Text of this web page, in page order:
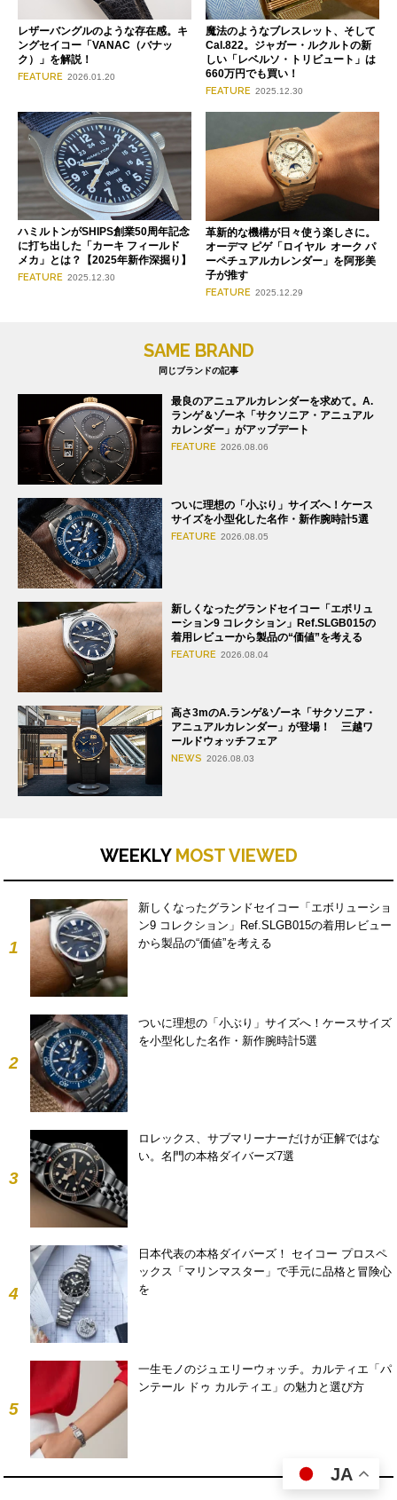
レザーバングルのような存在感。キ
ングセイコー「VANAC（バナッ
ク）」を解説！
FEATURE 2026.01.20
魔法のようなブレスレット、そして
Cal.822。ジャガー・ルクルトの新
しい「レベルソ・トリビュート」は
660万円でも買い！
FEATURE 2025.12.30
ハミルトンがSHIPS創業50周年記念
に打ち出した「カーキ フィールド
メカ」とは？【2025年新作深掘り】
FEATURE 2025.12.30
革新的な機構が日々使う楽しさに。
オーデマ ピゲ「ロイヤル オーク パ
ーペチュアルカレンダー」を阿形美
子が推す
FEATURE 2025.12.29
SAME BRAND
同じブランドの記事
最良のアニュアルカレンダーを求めて。A.
ランゲ＆ゾーネ「サクソニア・アニュアル
カレンダー」がアップデート
FEATURE 2026.08.06
ついに理想の「小ぶり」サイズへ！ケース
サイズを小型化した名作・新作腕時計5選
FEATURE 2026.08.05
新しくなったグランドセイコー「エボリュ
ーション9 コレクション」Ref.SLGB015の
着用レビューから製品の“価値”を考える
FEATURE 2026.08.04
高さ3mのA.ランゲ&ゾーネ「サクソニア・
アニュアルカレンダー」が登場！ 三越ワ
ールドウォッチフェア
NEWS 2026.08.03
WEEKLY MOST VIEWED
1
新しくなったグランドセイコー「エボリューショ
ン9 コレクション」Ref.SLGB015の着用レビュー
から製品の“価値”を考える
2
ついに理想の「小ぶり」サイズへ！ケースサイズ
を小型化した名作・新作腕時計5選
3
ロレックス、サブマリーナーだけが正解ではな
い。名門の本格ダイバーズ7選
4
日本代表の本格ダイバーズ！ セイコー プロスペ
ックス「マリンマスター」で手元に品格と冒険心
を
5
一生モノのジュエリーウォッチ。カルティエ「パ
ンテール ドゥ カルティエ」の魅力と選び方
JA